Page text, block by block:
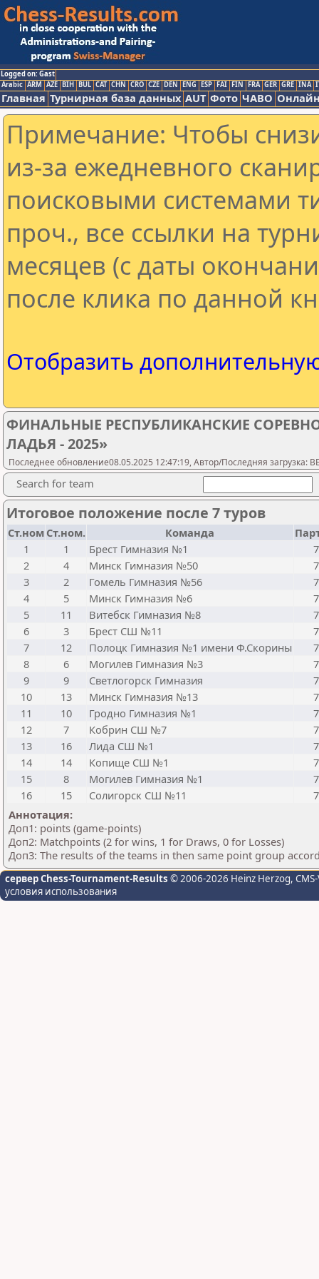
Logged on: Gast
Arabic ARM AZE BIH BUL CAT CHN CRO CZE DEN ENG ESP FAI FIN FRA GER GRE INA
Главная Турнирная база данных AUT Фото ЧАВО
Примечание: Чтобы
из-за ежедневного
поисковыми системами
проч., все ссылки на
месяцев (с даты
после клика по данной
Отобразить
ФИНАЛЬНЫЕ РЕСПУБЛИКАНСКИЕ
ЛАДЬЯ - 2025»
Последнее обновление08.05.2025 12:47:19, Автор/Последняя загрузка:
Search for team
Итоговое положение после 7 туров
Ст.ном Ст.ном. Команда
1
1 Брест Гимназия №1
7
2
4 Минск Гимназия №50
7
3
2 Гомель Гимназия №56
7
4
5 Минск Гимназия №6
7
5
11 Витебск Гимназия №8
7
6
3 Брест СШ №11
7
7
12 Полоцк Гимназия №1 имени Ф.Скорины
7
8
6 Могилев Гимназия №3
7
9
9 Светлогорск Гимназия
7
10
13 Минск Гимназия №13
7
11
10 Гродно Гимназия №1
7
12
7 Кобрин СШ №7
7
13
16 Лида СШ №1
7
14
14 Копище СШ №1
7
15
8 Могилев Гимназия №1
7
16
15 Солигорск СШ №11
7
Аннотация:
Доп1: points (game-points)
Доп2: Matchpoints (2 for wins, 1 for Draws, 0 for Losses)
Доп3: The results of the teams in then same point group
сервер Chess-Tournament-Results © 2006-2026 Heinz Herzog,
условия использования